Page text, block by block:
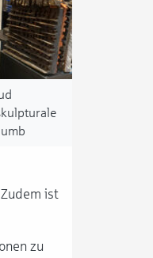
ist
zu